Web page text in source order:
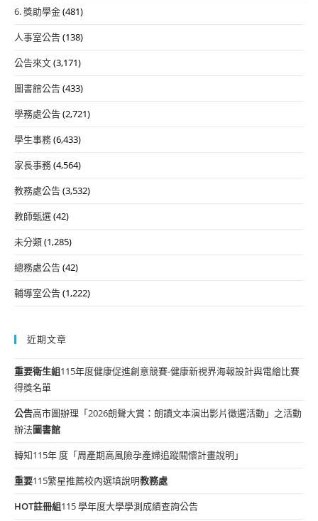
6. 獎助學金(481)
人事室公告(138)
公告來文(3,171)
圖書館公告(433)
學務處公告(2,721)
學生事務(6,433)
家長事務(4,564)
教務處公告(3,532)
教師甄選(42)
未分類(1,285)
總務處公告(42)
輔導室公告(1,222)
近期文章
重要衛生組115年度健康促進創意競賽-健康新視界海報設計與電繪比賽
得獎名單
公告高市圖辦理「2026朗聲大賞：朗讀文本演出影片徵選活動」之活動
辦法圖書館
轉知115年 度「周產期高風險孕產婦追蹤關懷計畫說明」
重要115繁星推薦校內選填說明教務處
HOT註冊組115 學年度大學學測成績查詢公告